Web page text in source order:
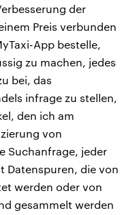
der
Preis verbunden
App bestelle,
zu machen, jedes
bei, das
infrage zu stellen,
den ich am
von
Suchanfrage, jeder
Datenspuren, die von
werden oder von
gesammelt werden